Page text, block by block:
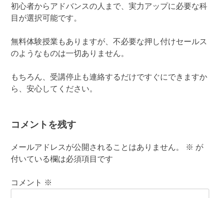
初心者からアドバンスの人まで、実力アップに必要な科
目が選択可能です。
無料体験授業もありますが、不必要な押し付けセールス
のようなものは一切ありません。
もちろん、受講停止も連絡するだけですぐにできますか
ら、安心してください。
コメントを残す
メールアドレスが公開されることはありません。 ※ が
付いている欄は必須項目です
コメント ※